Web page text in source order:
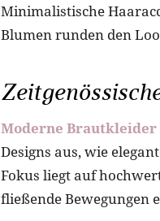
Minimalistische
Blumen runden den
Moderne Brautkleider
Designs aus, wie
Fokus liegt auf
fließende Bewegungen